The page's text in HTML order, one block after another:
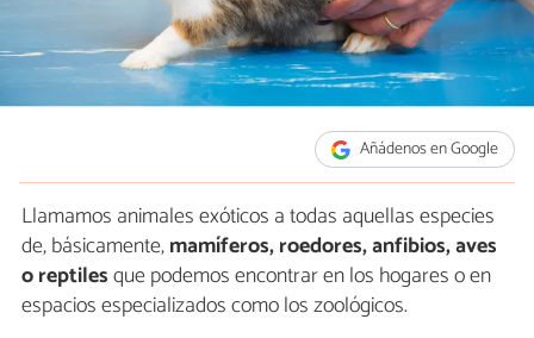
Añádenos en Google
Llamamos animales exóticos a todas aquellas especies
de, básicamente,mamíferos, roedores, anfibios, aves
o reptilesque podemos encontrar en los hogares o en
espacios especializados como los zoológicos.